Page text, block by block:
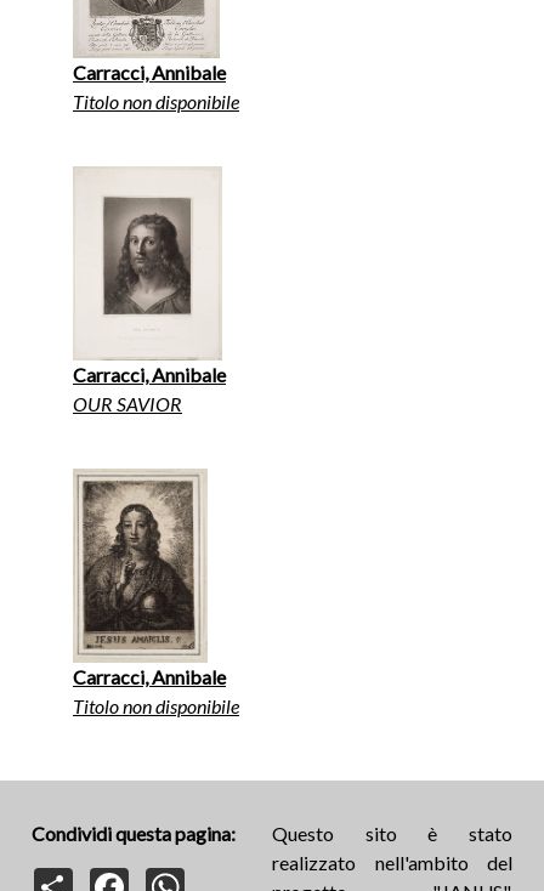
Carracci, Annibale
Titolo non disponibile
Carracci, Annibale
OUR SAVIOR
Carracci, Annibale
Titolo non disponibile
Condividi questa pagina:
Share
FacebookWhatsApp
Questo sito è stato
realizzato nell'ambito del